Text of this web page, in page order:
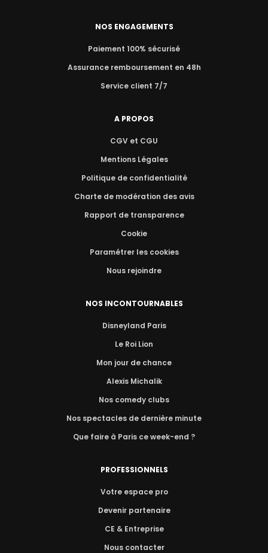
NOS ENGAGEMENTS
Paiement 100% sécurisé
Assurance remboursement en 48h
Service client 7/7
A PROPOS
CGV et CGU
Mentions Légales
Politique de confidentialité
Charte de modération des avis
Rapport de transparence
Cookie
Paramétrer les cookies
Nous rejoindre
NOS INCONTOURNABLES
Disneyland Paris
Le Roi Lion
Mon jour de chance
Alexis Michalik
Nos comedy clubs
Nos spectacles de dernière minute
Que faire à Paris ce week-end ?
PROFESSIONNELS
Votre espace pro
Devenir partenaire
CE & Entreprise
Nous contacter